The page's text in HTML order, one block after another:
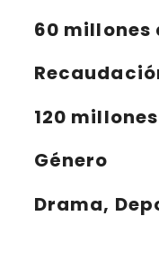
60 millones
120
Género
Drama,